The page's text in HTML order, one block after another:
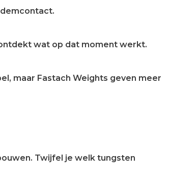
wat op dat moment werkt.
maar Fastach Weights geven meer
Twijfel je welk tungsten